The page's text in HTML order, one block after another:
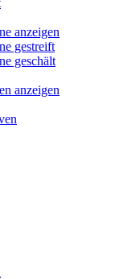
anzeigen
gestreift
geschält
anzeigen